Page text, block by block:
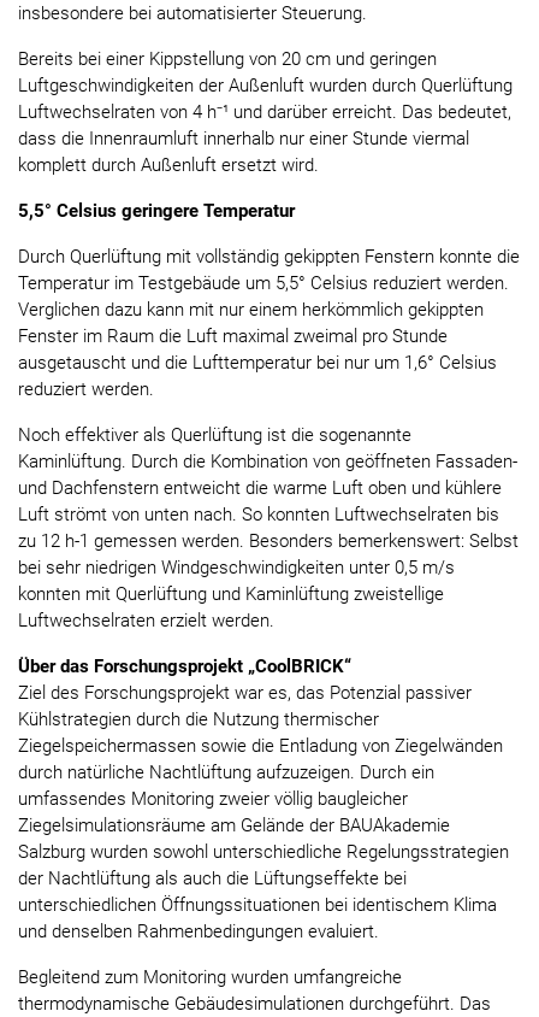
insbesondere bei automatisierter Steuerung.
Bereits bei einer Kippstellung von 20 cm und geringen
Luftgeschwindigkeiten der Außenluft wurden durch Querlüftung
Luftwechselraten von 4 h⁻¹ und darüber erreicht. Das bedeutet,
dass die Innenraumluft innerhalb nur einer Stunde viermal
komplett durch Außenluft ersetzt wird.
5,5° Celsius geringere Temperatur
Durch Querlüftung mit vollständig gekippten Fenstern konnte die
Temperatur im Testgebäude um 5,5° Celsius reduziert werden.
Verglichen dazu kann mit nur einem herkömmlich gekippten
Fenster im Raum die Luft maximal zweimal pro Stunde
ausgetauscht und die Lufttemperatur bei nur um 1,6° Celsius
reduziert werden.
Noch effektiver als Querlüftung ist die sogenannte
Kaminlüftung. Durch die Kombination von geöffneten Fassaden-
und Dachfenstern entweicht die warme Luft oben und kühlere
Luft strömt von unten nach. So konnten Luftwechselraten bis
zu 12 h-1 gemessen werden. Besonders bemerkenswert: Selbst
bei sehr niedrigen Windgeschwindigkeiten unter 0,5 m/s
konnten mit Querlüftung und Kaminlüftung zweistellige
Luftwechselraten erzielt werden.
Über das Forschungsprojekt „CoolBRICK“
Ziel des Forschungsprojekt war es, das Potenzial passiver
Kühlstrategien durch die Nutzung thermischer
Ziegelspeichermassen sowie die Entladung von Ziegelwänden
durch natürliche Nachtlüftung aufzuzeigen. Durch ein
umfassendes Monitoring zweier völlig baugleicher
Ziegelsimulationsräume am Gelände der BAUAkademie
Salzburg wurden sowohl unterschiedliche Regelungsstrategien
der Nachtlüftung als auch die Lüftungseffekte bei
unterschiedlichen Öffnungssituationen bei identischem Klima
und denselben Rahmenbedingungen evaluiert.
Begleitend zum Monitoring wurden umfangreiche
thermodynamische Gebäudesimulationen durchgeführt. Das